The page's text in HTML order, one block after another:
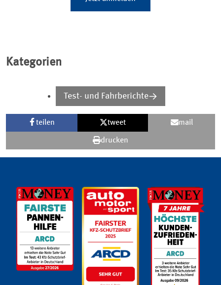
Kategorien
Test- und Fahrberichte
teilen tweet mail
drucken